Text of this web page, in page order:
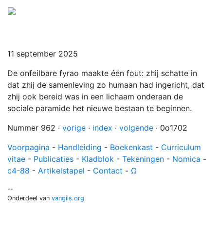
11 september 2025
De onfeilbare fyrao maakte één fout: zhij schatte in
dat zhij de samenleving zo humaan had ingericht, dat
zhij ook bereid was in een lichaam onderaan de
sociale paramide het nieuwe bestaan te beginnen.
Nummer 962 · vorige · index · volgende · 0o1702
Voorpagina - Handleiding - Boekenkast - Curriculum
vitae - Publicaties - Kladblok - Tekeningen - Nomica -
c4-88 - Artikelstapel - Contact - Ω
--
Onderdeel van vangils.org